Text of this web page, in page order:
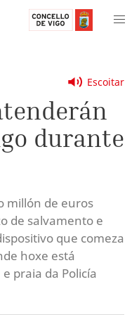
Escoitar
durante
millón de euros
de salvamento e
que comeza
hoxe está
praia da Policía